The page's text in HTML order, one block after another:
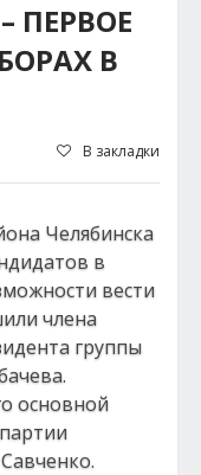
ПЕРВОЕ
В
В закладки
Челябинска
в
вести
члена
группы
основной